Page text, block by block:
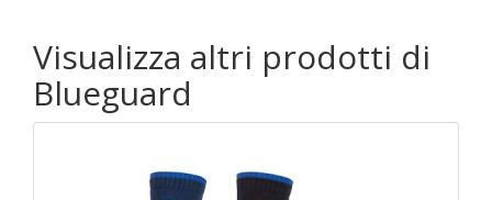
Visualizza altri prodotti di
Blueguard